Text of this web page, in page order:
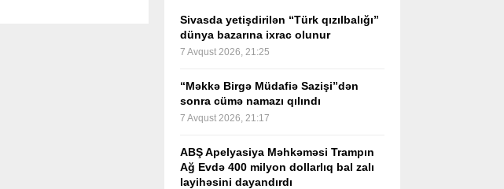
Sivasda yetişdirilən “Türk qızılbalığı”
dünya bazarına ixrac olunur
7 Avqust 2026, 21:25
“Məkkə Birgə Müdafiə Sazişi”dən
sonra cümə namazı qılındı
7 Avqust 2026, 21:17
ABŞ Apelyasiya Məhkəməsi Trampın
Ağ Evdə 400 milyon dollarlıq bal zalı
layihəsini dayandırdı